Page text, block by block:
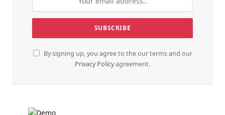
By signing up, you agree to the our terms and our
Privacy Policyagreement.